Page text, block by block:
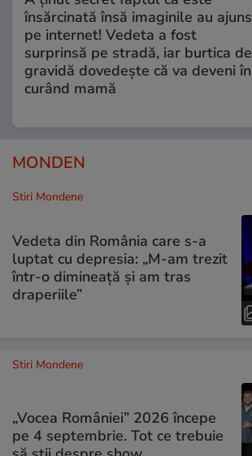
însărcinată însă imaginile au ajuns
pe internet! Vedeta a fost
surprinsă pe stradă, iar burtica de
gravidă dovedește că va deveni în
curând mamă
MONDEN
Stiri Mondene
Vedeta din România care s-a
luptat cu depresia: „M-am trezit
într-o dimineață și am tras
draperiile”
Stiri Mondene
„Vocea României” 2026 începe
pe 4 septembrie. Tot ce trebuie